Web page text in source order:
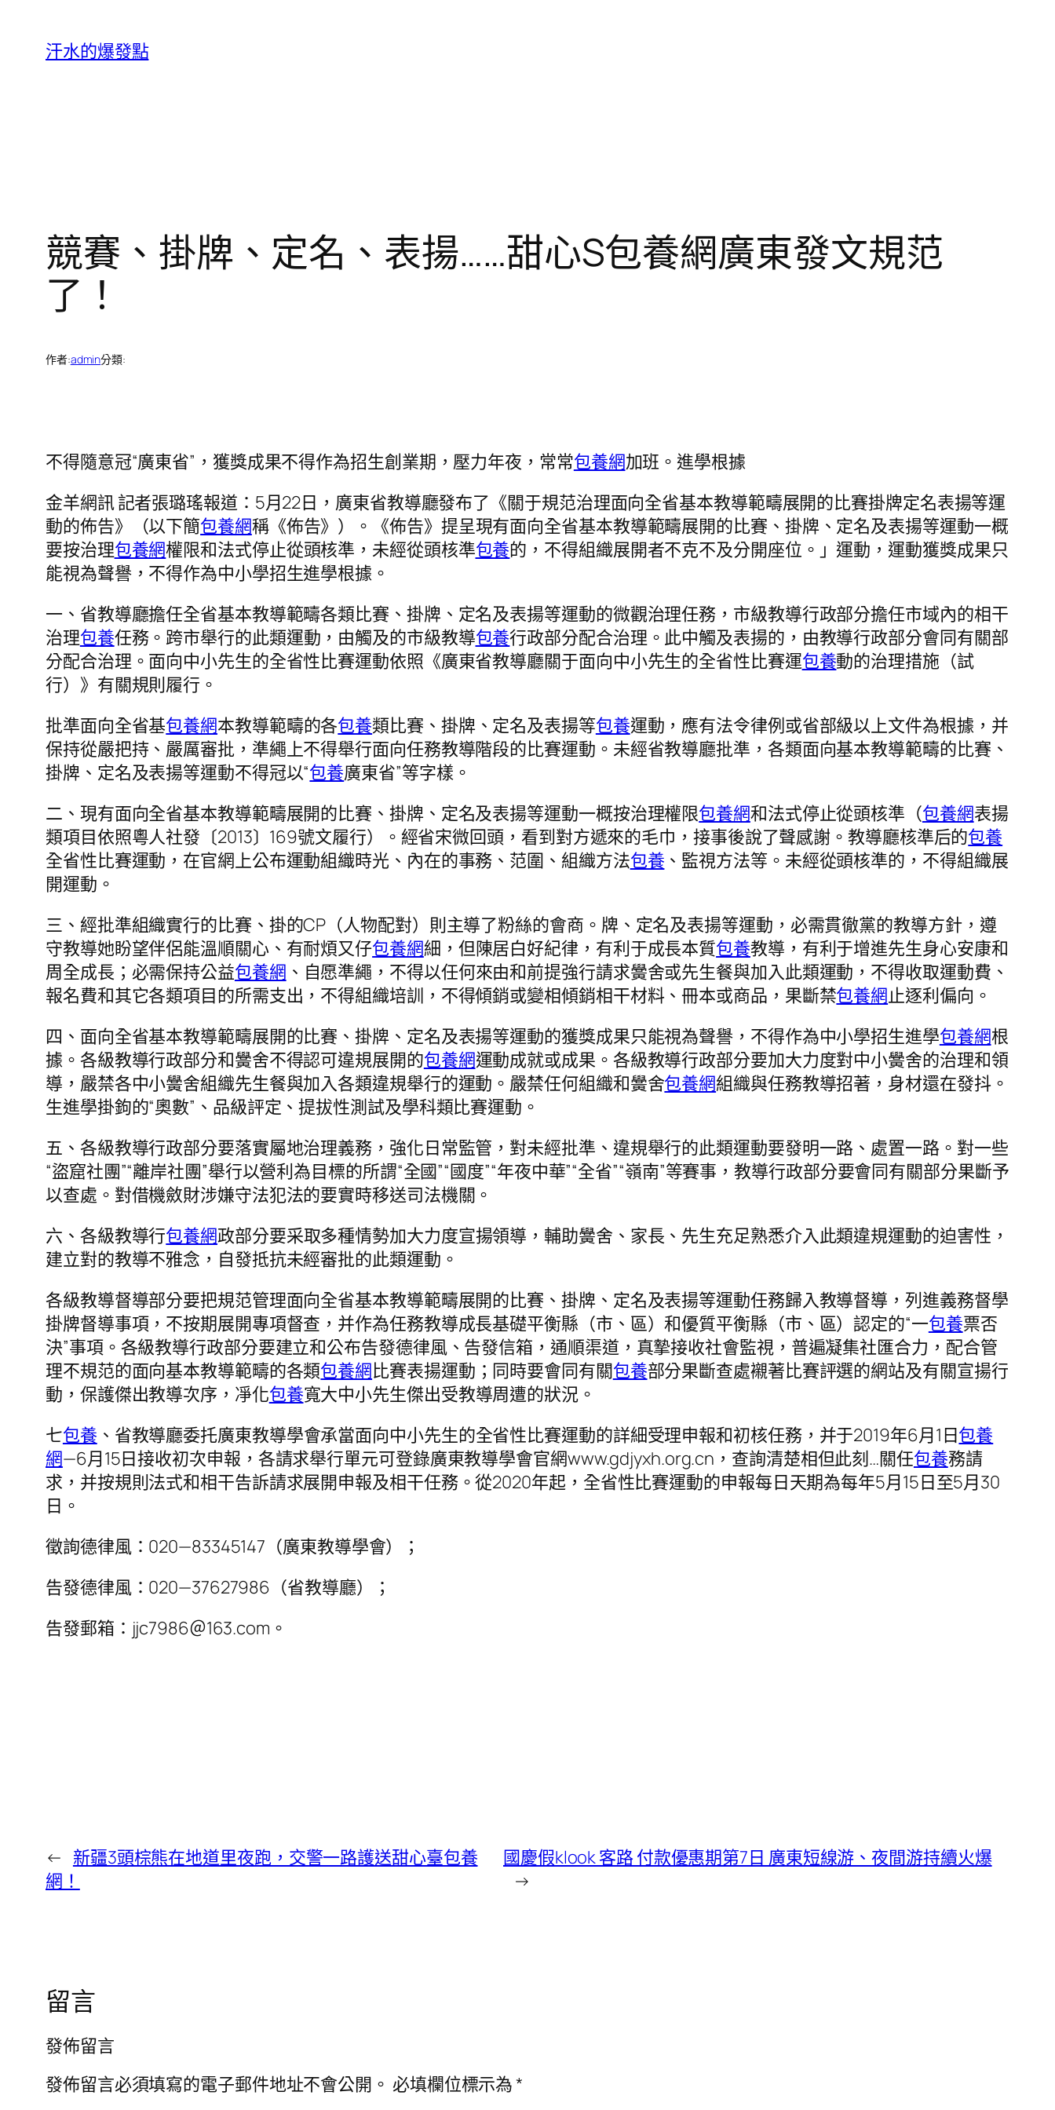
汗水的爆發點
競賽、掛牌、定名、表揚……甜心S包養網廣東發文規范
了！
作者:admin分類:
不得隨意冠“廣東省”，獲獎成果不得作為招生創業期，壓力年夜，常常包養網加班。進學根據
金羊網訊 記者張璐瑤報道：5月22日，廣東省教導廳發布了《關于規范治理面向全省基本教導範疇展開的比賽掛牌定名表揚等運
動的佈告》（以下簡包養網稱《佈告》）。《佈告》提呈現有面向全省基本教導範疇展開的比賽、掛牌、定名及表揚等運動一概
要按治理包養網權限和法式停止從頭核準，未經從頭核準包養的，不得組織展開者不克不及分開座位。」運動，運動獲獎成果只
能視為聲譽，不得作為中小學招生進學根據。
一、省教導廳擔任全省基本教導範疇各類比賽、掛牌、定名及表揚等運動的微觀治理任務，市級教導行政部分擔任市域內的相干
治理包養任務。跨市舉行的此類運動，由觸及的市級教導包養行政部分配合治理。此中觸及表揚的，由教導行政部分會同有關部
分配合治理。面向中小先生的全省性比賽運動依照《廣東省教導廳關于面向中小先生的全省性比賽運包養動的治理措施（試
行）》有關規則履行。
批準面向全省基包養網本教導範疇的各包養類比賽、掛牌、定名及表揚等包養運動，應有法令律例或省部級以上文件為根據，并
保持從嚴把持、嚴厲審批，準繩上不得舉行面向任務教導階段的比賽運動。未經省教導廳批準，各類面向基本教導範疇的比賽、
掛牌、定名及表揚等運動不得冠以“包養廣東省”等字樣。
二、現有面向全省基本教導範疇展開的比賽、掛牌、定名及表揚等運動一概按治理權限包養網和法式停止從頭核準（包養網表揚
類項目依照粵人社發〔2013〕169號文履行）。經省宋微回頭，看到對方遞來的毛巾，接事後說了聲感謝。教導廳核準后的包養
全省性比賽運動，在官網上公布運動組織時光、內在的事務、范圍、組織方法包養 、監視方法等。未經從頭核準的，不得組織展
開運動。
三、經批準組織實行的比賽、掛的CP（人物配對）則主導了粉絲的會商。牌、定名及表揚等運動，必需貫徹黨的教導方針，遵
守教導她盼望伴侶能溫順關心、有耐煩又仔包養網細，但陳居白好紀律，有利于成長本質包養教導，有利于增進先生身心安康和
周全成長；必需保持公益包養網 、自愿準繩，不得以任何來由和前提強行請求黌舍或先生餐與加入此類運動，不得收取運動費、
報名費和其它各類項目的所需支出，不得組織培訓，不得傾銷或變相傾銷相干材料、冊本或商品，果斷禁包養網止逐利偏向。
四、面向全省基本教導範疇展開的比賽、掛牌、定名及表揚等運動的獲獎成果只能視為聲譽，不得作為中小學招生進學包養網根
據。各級教導行政部分和黌舍不得認可違規展開的包養網運動成就或成果。各級教導行政部分要加大力度對中小黌舍的治理和領
導，嚴禁各中小黌舍組織先生餐與加入各類違規舉行的運動。嚴禁任何組織和黌舍包養網組織與任務教導招著，身材還在發抖。
生進學掛鉤的“奧數”、品級評定、提拔性測試及學科類比賽運動。
五、各級教導行政部分要落實屬地治理義務，強化日常監管，對未經批準、違規舉行的此類運動要發明一路、處置一路。對一些
“盜窟社團”“離岸社團”舉行以營利為目標的所謂“全國”“國度”“年夜中華”“全省”“嶺南”等賽事，教導行政部分要會同有關部分果斷予
以查處。對借機斂財涉嫌守法犯法的要實時移送司法機關。
六、各級教導行包養網政部分要采取多種情勢加大力度宣揚領導，輔助黌舍、家長、先生充足熟悉介入此類違規運動的迫害性，
建立對的教導不雅念，自發抵抗未經審批的此類運動。
各級教導督導部分要把規范管理面向全省基本教導範疇展開的比賽、掛牌、定名及表揚等運動任務歸入教導督導，列進義務督學
掛牌督導事項，不按期展開專項督查，并作為任務教導成長基礎平衡縣（市、區）和優質平衡縣（市、區）認定的“一包養票否
決”事項。各級教導行政部分要建立和公布告發德律風、告發信箱，通順渠道，真摯接收社會監視，普遍凝集社匯合力，配合管
理不規范的面向基本教導範疇的各類包養網比賽表揚運動；同時要會同有關包養部分果斷查處襯著比賽評選的網站及有關宣揚行
動，保護傑出教導次序，凈化包養寬大中小先生傑出受教導周遭的狀況。
七包養 、省教導廳委托廣東教導學會承當面向中小先生的全省性比賽運動的詳細受理申報和初核任務，并于2019年6月1日包養
網—6月15日接收初次申報，各請求舉行單元可登錄廣東教導學會官網www.gdjyxh.org.cn，查詢清楚相但此刻…關任包養務請
求，并按規則法式和相干告訴請求展開申報及相干任務。從2020年起，全省性比賽運動的申報每日天期為每年5月15日至5月30
日。
徵詢德律風：020—83345147（廣東教導學會）；
告發德律風：020—37627986（省教導廳）；
告發郵箱：jjc7986＠163.com。
← 新疆3頭棕熊在地道里夜跑，交警一路護送甜心臺包養
網！
國慶假klook 客路 付款優惠期第7日 廣東短線游、夜間游持續火爆
→
留言
發佈留言
發佈留言必須填寫的電子郵件地址不會公開。 必填欄位標示為*